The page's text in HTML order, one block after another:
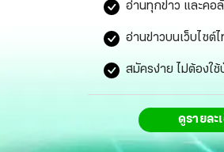
อ่านทุกข่าว และคอ
อ่านข่าวบนเว็บไซต์
สมัครง่าย ไม่ต้องใช้
ดูรายละ